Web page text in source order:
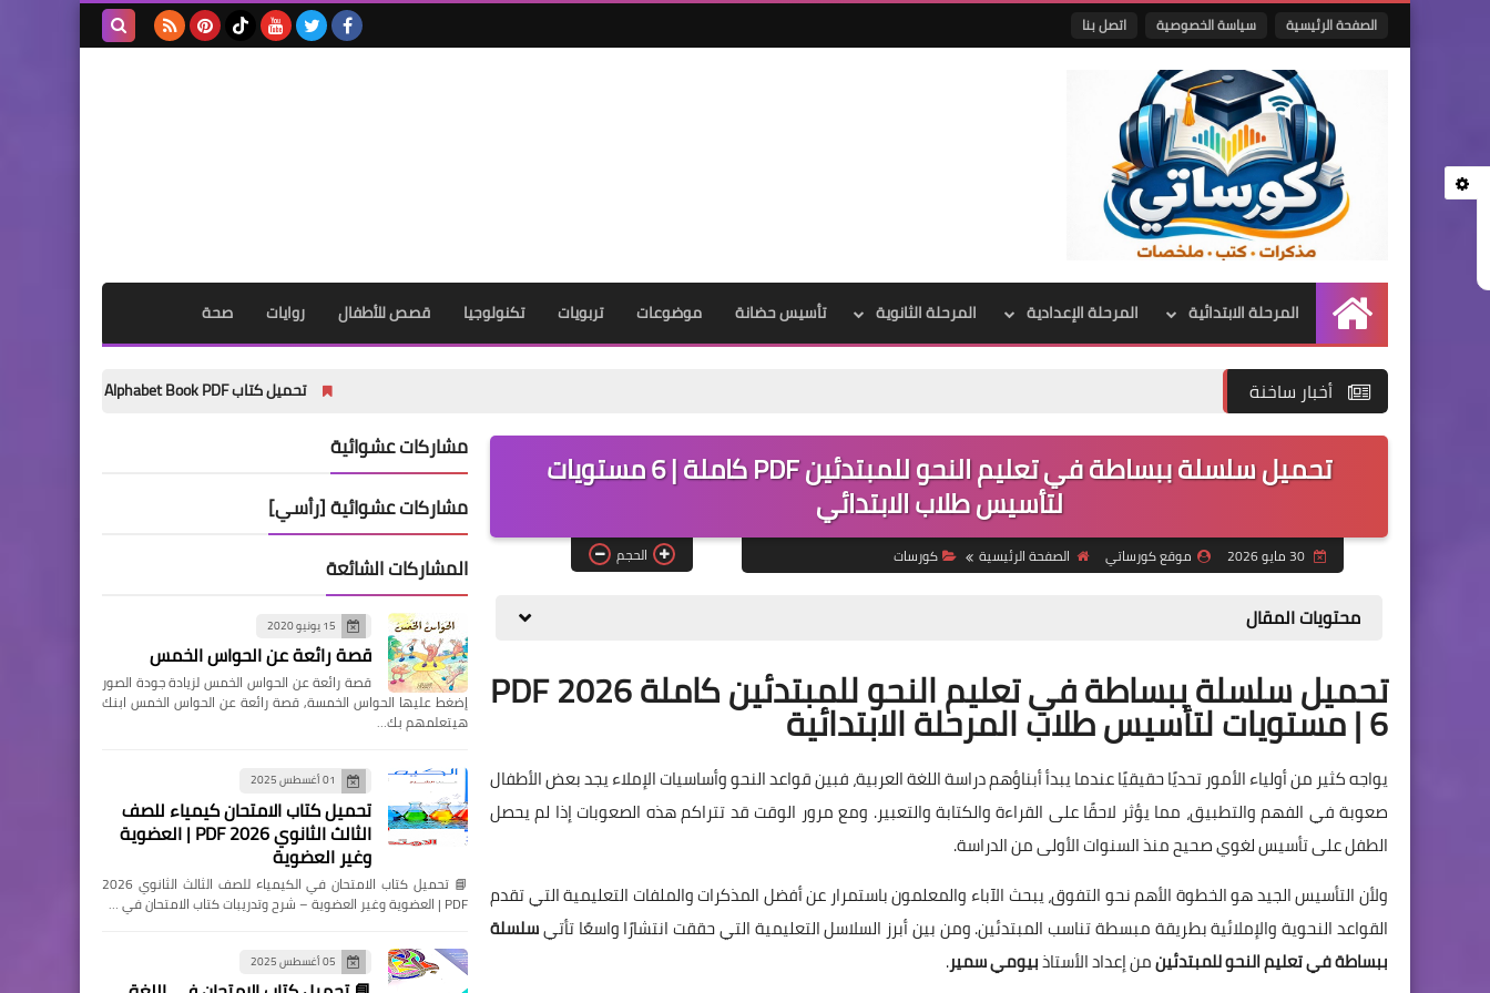
الصفحة الرئيسية سياسة الخصوصية اتصل بنا
الرئيسية
المرحلة الابتدائية المرحلة الإعدادية المرحلة الثانوية تأسيس حضانة موضوعات تربويات تكنولوجيا قصص للأطفال روايات صحة
أخبار ساخنة تحميل كتاب My Wonder Alphabet Book PDF مجانًا | أفضل كتاب لتأسيس الأطفال في الحروف الإنجليزية 2027
تحميل سلسلة ببساطة في تعليم النحو للمبتدئين PDF كاملة | 6 مستويات
لتأسيس طلاب الابتدائي
30 مايو 2026 موقع كورساتي الصفحة الرئيسية كورسات الحجم
محتويات المقال
تحميل سلسلة ببساطة في تعليم النحو للمبتدئين كاملة PDF 2026
| 6 مستويات لتأسيس طلاب المرحلة الابتدائية
يواجه كثير من أولياء الأمور تحديًا حقيقيًا عندما يبدأ أبناؤهم دراسة اللغة العربية، فبين قواعد النحو وأساسيات الإملاء يجد بعض الأطفال
صعوبة في الفهم والتطبيق، مما يؤثر لاحقًا على القراءة والكتابة والتعبير. ومع مرور الوقت قد تتراكم هذه الصعوبات إذا لم يحصل
الطفل على تأسيس لغوي صحيح منذ السنوات الأولى من الدراسة.
ولأن التأسيس الجيد هو الخطوة الأهم نحو التفوق، يبحث الآباء والمعلمون باستمرار عن أفضل المذكرات والملفات التعليمية التي تقدم
القواعد النحوية والإملائية بطريقة مبسطة تناسب المبتدئين. ومن بين أبرز السلاسل التعليمية التي حققت انتشارًا واسعًا تأتيسلسلة
ببساطة في تعليم النحو للمبتدئينمن إعداد الأستاذبيومي سمير.
مشاركات عشوائية
مشاركات عشوائية [رأسي]
المشاركات الشائعة
15 يونيو 2020
قصة رائعة عن الحواس الخمس
قصة رائعة عن الحواس الخمس لزيادة جودة الصور
إضغط عليها الحواس الخمسة, قصة رائعة عن الحواس الخمس ابنك
هيتعلمهم بك…
01 أغسطس 2025
تحميل كتاب الامتحان كيمياء للصف
الثالث الثانوي 2026 PDF | العضوية
وغير العضوية
📘 تحميل كتاب الامتحان في الكيمياء للصف الثالث الثانوي 2026
PDF | العضوية وغير العضوية – شرح وتدريبات كتاب الامتحان في …
05 أغسطس 2025